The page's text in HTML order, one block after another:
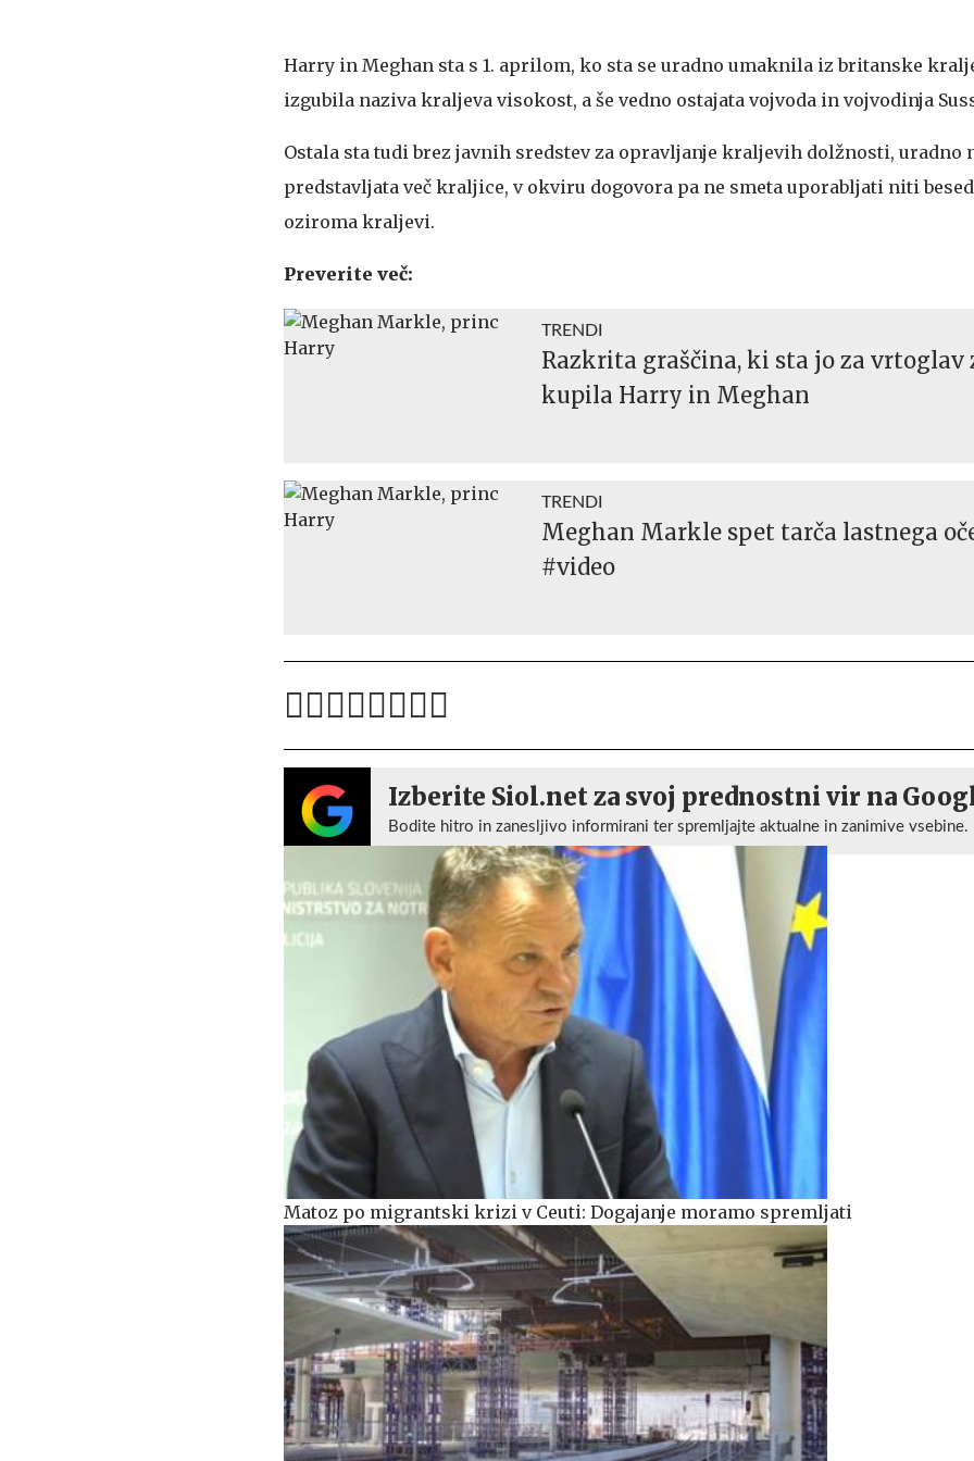
Harry in Meghan sta s 1. aprilom, ko sta se uradno umaknila iz britanske
izgubila naziva kraljeva visokost, a še vedno ostajata vojvoda in vojvodinja
Ostala sta tudi brez javnih sredstev za opravljanje kraljevih dolžnosti, uradno
predstavljata več kraljice, v okviru dogovora pa ne smeta uporabljati niti
oziroma kraljevi.
Preverite več:
TRENDI
Razkrita graščina, ki sta jo za vrtoglav
kupila Harry in Meghan
TRENDI
Meghan Markle spet tarča lastnega
#video
Izberite Siol.net za svoj prednostni vir na
Bodite hitro in zanesljivo informirani ter spremljajte aktualne in zanimive vsebine.
Matoz po migrantski krizi v Ceuti: Dogajanje moramo spremljati